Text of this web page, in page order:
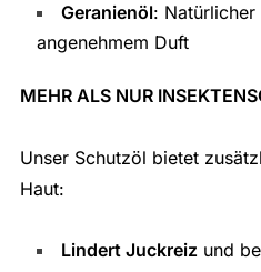
Geranienöl: Natürlicher
angenehmem Duft
MEHR ALS NUR
Unser Schutzöl bietet
Haut:
Lindert Juckreizund